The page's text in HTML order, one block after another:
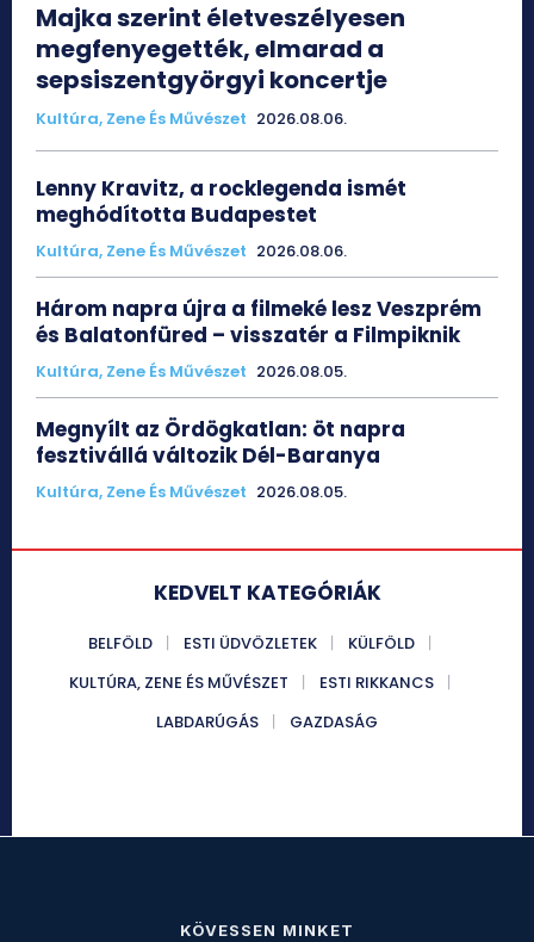
Majka szerint életveszélyesen
megfenyegették, elmarad a
sepsiszentgyörgyi koncertje
Kultúra, Zene És Művészet 2026.08.06.
Lenny Kravitz, a rocklegenda ismét
meghódította Budapestet
Kultúra, Zene És Művészet 2026.08.06.
Három napra újra a filmeké lesz Veszprém
és Balatonfüred – visszatér a Filmpiknik
Kultúra, Zene És Művészet 2026.08.05.
Megnyílt az Ördögkatlan: öt napra
fesztivállá változik Dél-Baranya
Kultúra, Zene És Művészet 2026.08.05.
KEDVELT KATEGÓRIÁK
BELFÖLD ESTI ÜDVÖZLETEK
KÜLFÖLD
KULTÚRA, ZENE ÉS MŰVÉSZET
ESTI RIKKANCS
LABDARÚGÁS
GAZDASÁG
KÖVESSEN MINKET